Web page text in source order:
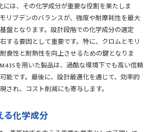
には、その化学成分が重要な役割を果たしま
リブデンのバランスが、強度や耐摩耗性を最大
盤となります。設計段階での化学成分の選定
する要因として重要です。特に、クロムとモリ
食性と耐熱性を向上させるための鍵となりま
を用いた製品は、過酷な環境下でも高い信頼
能です。最後に、設計最適化を通じて、効率的
され、コスト削減にも寄与します。
る化学成分